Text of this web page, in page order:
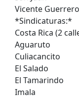
Vicente Guerrero
*Sindicaturas:*
Costa Rica (2
Aguaruto
Culiacancito
El Salado
El Tamarindo
Imala